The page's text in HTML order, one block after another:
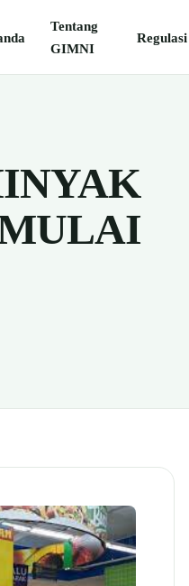
Tentang
GIMNI
Regulasi